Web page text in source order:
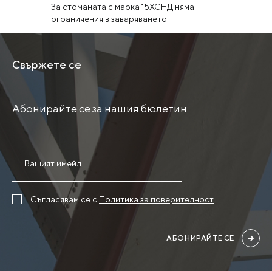
За стоманата с марка 15ХСНД няма
ограничения в заваряването.
Свържете се
Абонирайте се за нашия бюлетин
Съгласявам се с Политика за поверителност
АБОНИРАЙТЕ СЕ